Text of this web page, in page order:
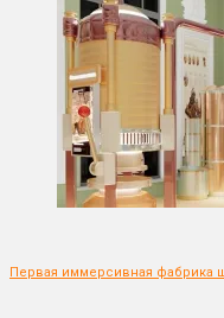
Первая иммерсивная фабрика